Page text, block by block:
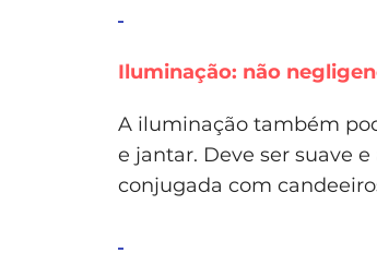
Iluminação: não
A iluminação também
e jantar. Deve ser suave
conjugada com